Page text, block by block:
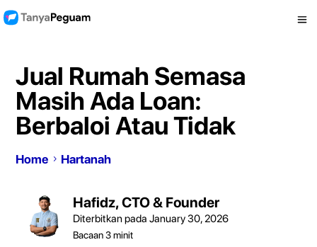
Jual Rumah Semasa
Masih Ada Loan:
Berbaloi Atau Tidak
Home Hartanah
Hafidz, CTO & Founder
Diterbitkan pada January 30, 2026
Bacaan3minit